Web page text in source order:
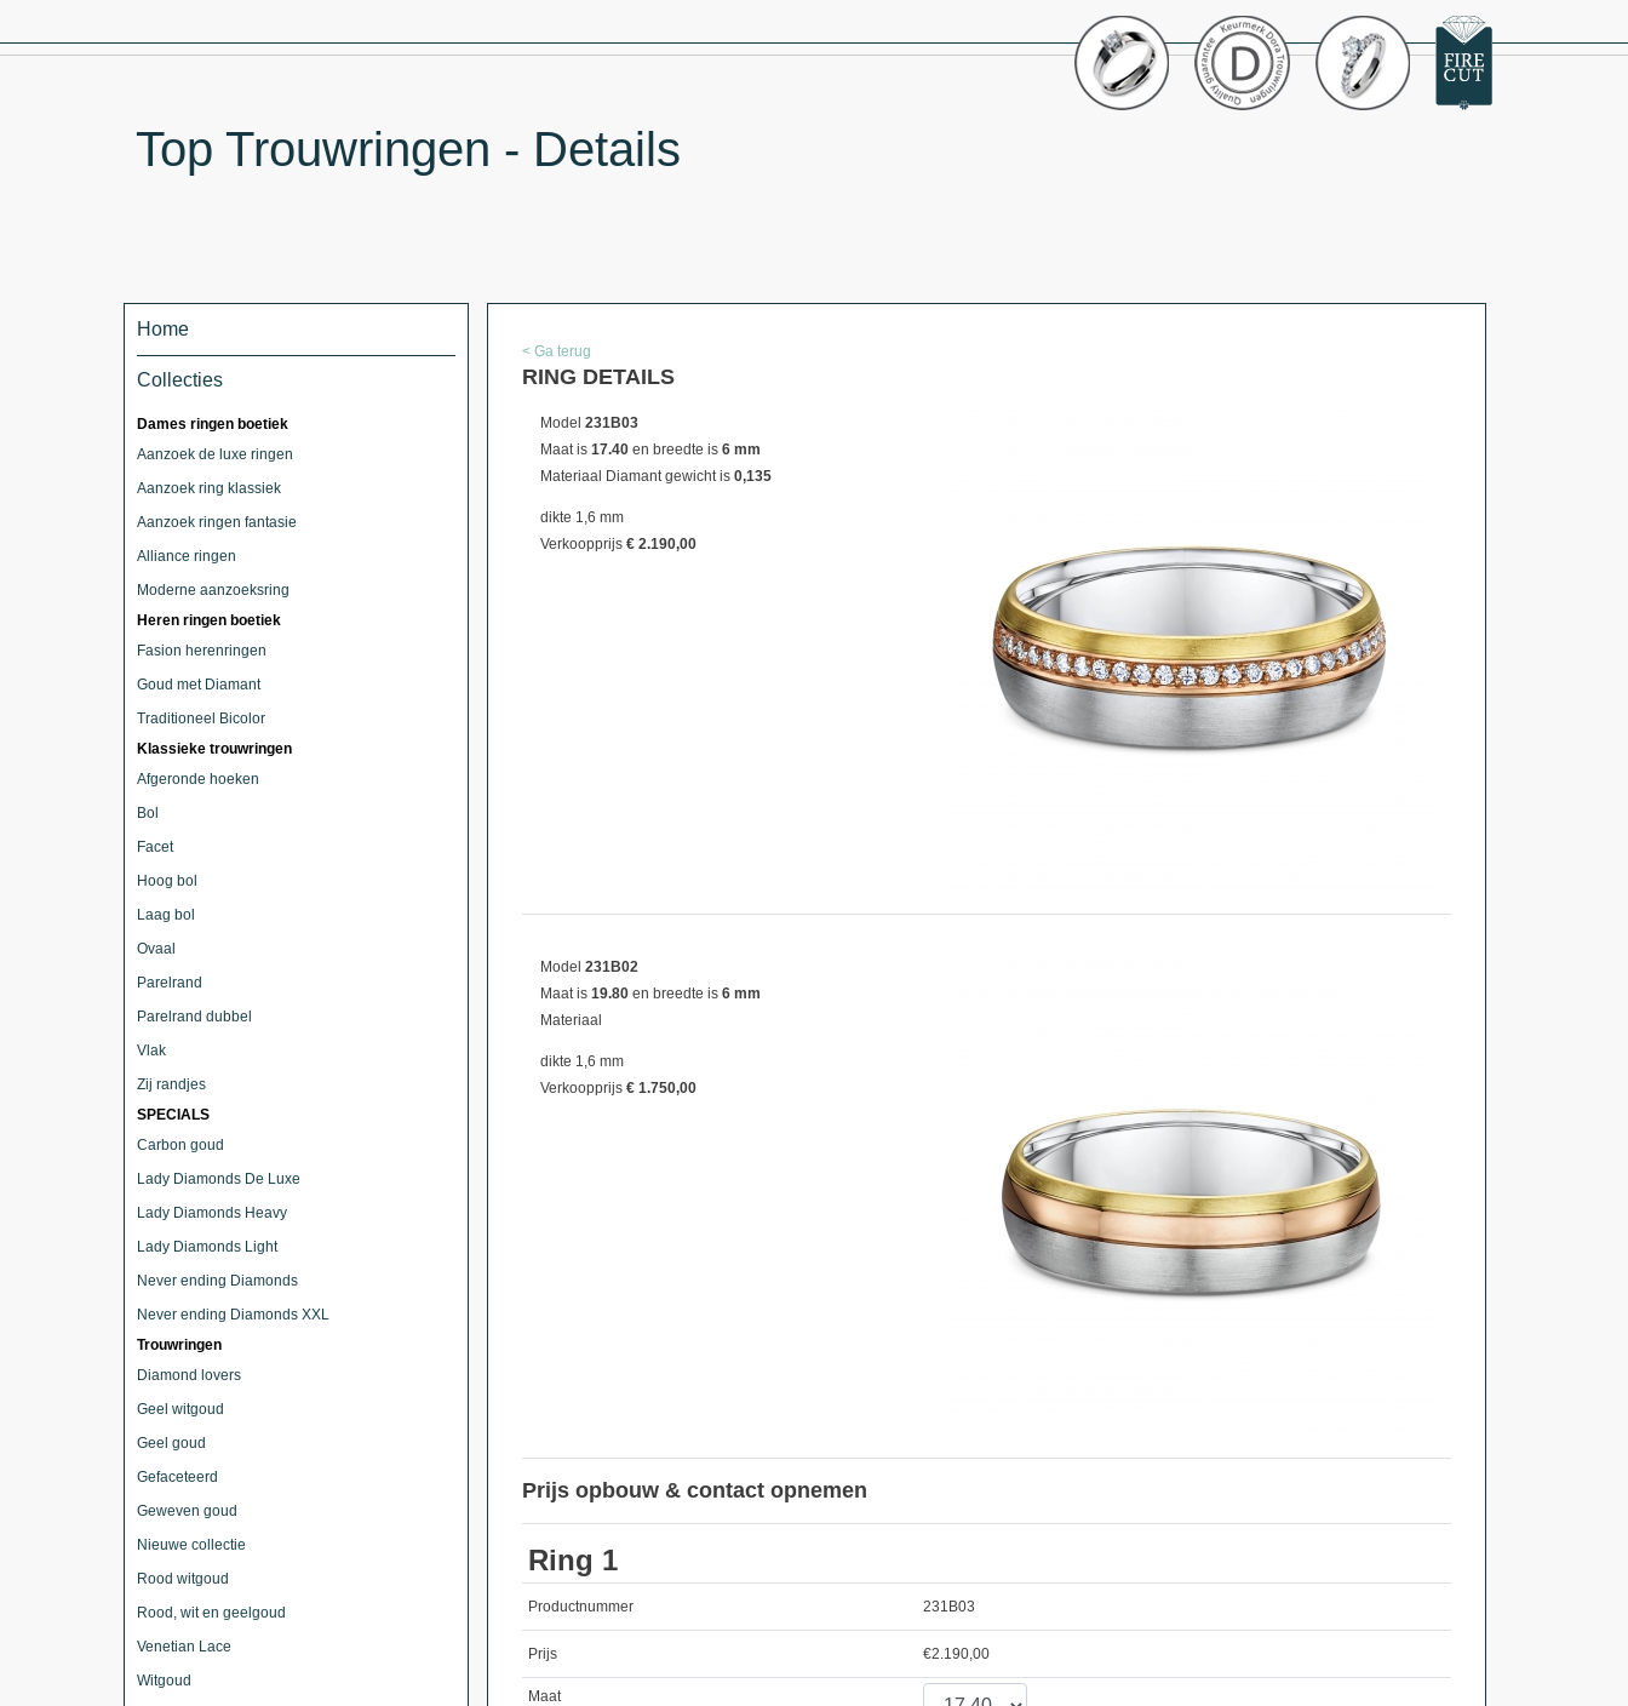
Top Trouwringen - Details
< Ga terug
RING DETAILS
Model 231B03
Maat is 17.40 en breedte is 6 mm
Materiaal Diamant gewicht is 0,135
dikte 1,6 mm
Verkoopprijs € 2.190,00
Model 231B02
Maat is 19.80 en breedte is 6 mm
Materiaal
dikte 1,6 mm
Verkoopprijs € 1.750,00
Prijs opbouw & contact opnemen
Ring 1
Productnummer 231B03
Prijs €2.190,00
Maat
Home
Collecties
Dames ringen boetiek
Aanzoek de luxe ringen
Aanzoek ring klassiek
Aanzoek ringen fantasie
Alliance ringen
Moderne aanzoeksring
Heren ringen boetiek
Fasion herenringen
Goud met Diamant
Traditioneel Bicolor
Klassieke trouwringen
Afgeronde hoeken
Bol
Facet
Hoog bol
Laag bol
Ovaal
Parelrand
Parelrand dubbel
Vlak
Zij randjes
SPECIALS
Carbon goud
Lady Diamonds De Luxe
Lady Diamonds Heavy
Lady Diamonds Light
Never ending Diamonds
Never ending Diamonds XXL
Trouwringen
Diamond lovers
Geel witgoud
Geel goud
Gefaceteerd
Geweven goud
Nieuwe collectie
Rood witgoud
Rood, wit en geelgoud
Venetian Lace
Witgoud